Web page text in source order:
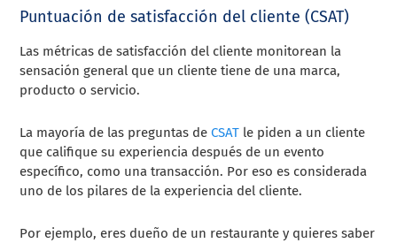
Puntuación de satisfacción del cliente (CSAT)
Las métricas de satisfacción del cliente monitorean la
sensación general que un cliente tiene de una marca,
producto o servicio.
La mayoría de las preguntas deCSAT le piden a un cliente
que califique su experiencia después de un evento
específico, como una transacción. Por eso es considerada
uno de los pilares de la experiencia del cliente.
Por ejemplo, eres dueño de un restaurante y quieres saber